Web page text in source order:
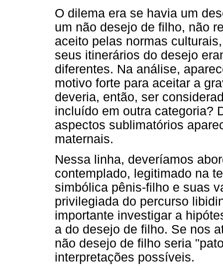
O dilema era se havia um
um não desejo de filho, não
aceito pelas normas
seus itinerários do desejo
diferentes. Na análise,
motivo forte para aceitar a
deveria, então, ser
incluído em outra categoria?
aspectos sublimatórios
maternais.
Nessa linha, deveríamos
contemplado, legitimado na
simbólica pênis-filho e suas
privilegiada do percurso
importante investigar a
a do desejo de filho. Se nos
não desejo de filho seria
interpretações possíveis.